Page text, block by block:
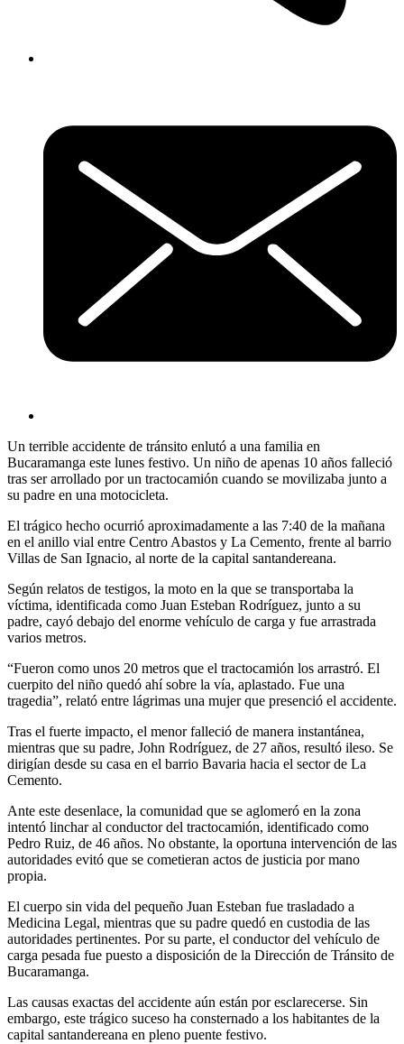
Un terrible accidente de tránsito enlutó a una familia en
Bucaramanga este lunes festivo. Un niño de apenas 10 años falleció
tras ser arrollado por un tractocamión cuando se movilizaba junto a
su padre en una motocicleta.
El trágico hecho ocurrió aproximadamente a las 7:40 de la mañana
en el anillo vial entre Centro Abastos y La Cemento, frente al barrio
Villas de San Ignacio, al norte de la capital santandereana.
Según relatos de testigos, la moto en la que se transportaba la
víctima, identificada como Juan Esteban Rodríguez, junto a su
padre, cayó debajo del enorme vehículo de carga y fue arrastrada
varios metros.
“Fueron como unos 20 metros que el tractocamión los arrastró. El
cuerpito del niño quedó ahí sobre la vía, aplastado. Fue una
tragedia”, relató entre lágrimas una mujer que presenció el accidente.
Tras el fuerte impacto, el menor falleció de manera instantánea,
mientras que su padre, John Rodríguez, de 27 años, resultó ileso. Se
dirigían desde su casa en el barrio Bavaria hacia el sector de La
Cemento.
Ante este desenlace, la comunidad que se aglomeró en la zona
intentó linchar al conductor del tractocamión, identificado como
Pedro Ruiz, de 46 años. No obstante, la oportuna intervención de las
autoridades evitó que se cometieran actos de justicia por mano
propia.
El cuerpo sin vida del pequeño Juan Esteban fue trasladado a
Medicina Legal, mientras que su padre quedó en custodia de las
autoridades pertinentes. Por su parte, el conductor del vehículo de
carga pesada fue puesto a disposición de la Dirección de Tránsito de
Bucaramanga.
Las causas exactas del accidente aún están por esclarecerse. Sin
embargo, este trágico suceso ha consternado a los habitantes de la
capital santandereana en pleno puente festivo.